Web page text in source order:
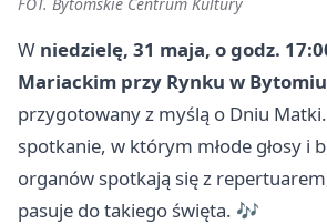
W niedzielę, 31 maja, o godz.
Mariackim przy Rynku w Bytomiu
przygotowany z myślą o Dniu
spotkanie, w którym młode głosy i
organów spotkają się z
pasuje do takiego święta. 🎶